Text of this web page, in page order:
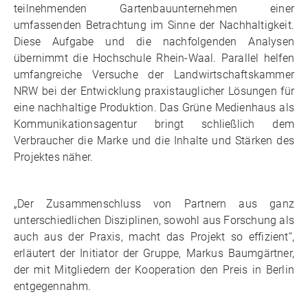
teilnehmenden Gartenbauunternehmen einer
umfassenden Betrachtung im Sinne der Nachhaltigkeit.
Diese Aufgabe und die nachfolgenden Analysen
übernimmt die Hochschule Rhein-Waal. Parallel helfen
umfangreiche Versuche der Landwirtschaftskammer
NRW bei der Entwicklung praxistauglicher Lösungen für
eine nachhaltige Produktion. Das Grüne Medienhaus als
Kommunikationsagentur bringt schließlich dem
Verbraucher die Marke und die Inhalte und Stärken des
Projektes näher.
„Der Zusammenschluss von Partnern aus ganz
unterschiedlichen Disziplinen, sowohl aus Forschung als
auch aus der Praxis, macht das Projekt so effizient“,
erläutert der Initiator der Gruppe, Markus Baumgärtner,
der mit Mitgliedern der Kooperation den Preis in Berlin
entgegennahm.